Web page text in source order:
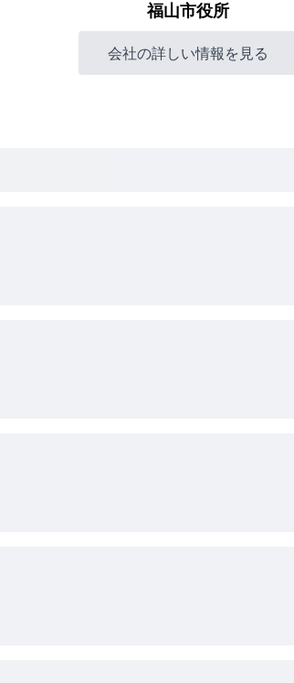
福山市役所
会社の詳しい情報を見る